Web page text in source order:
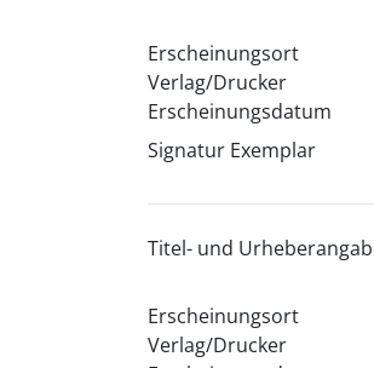
Erscheinungsort
Verlag/Drucker
Erscheinungsdatum
Signatur Exemplar
Titel- und
Erscheinungsort
Verlag/Drucker